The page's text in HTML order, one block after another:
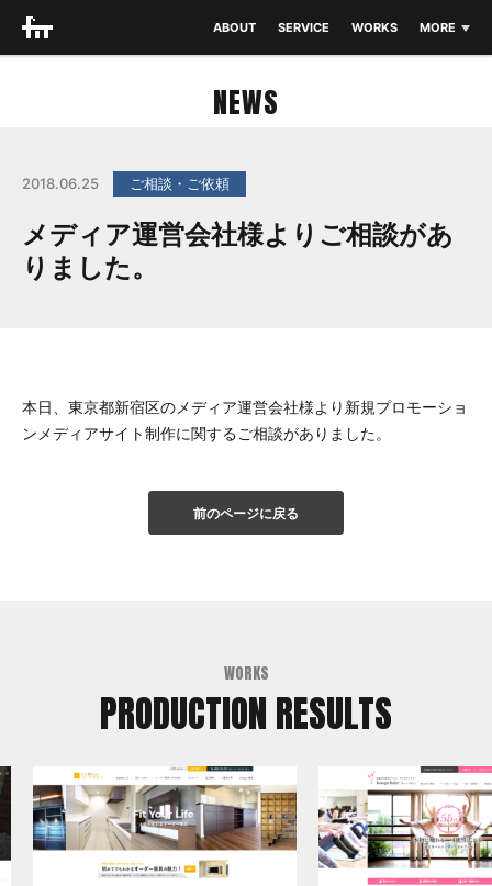
MORE
THEME
ABOUT SERVICE WORKS
NEWS
2018.06.25 ご相談・ご依頼
メディア運営会社様よりご相談があ
りました。
本日、東京都新宿区のメディア運営会社様より新規プロモーショ
ンメディアサイト制作に関するご相談がありました。
前のページに戻る
WORKS
PRODUCTION RESULTS